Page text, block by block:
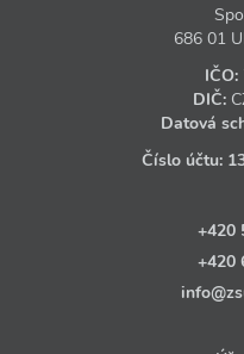
686 01
IČO:
DIČ:
Datová
Číslo účtu:
+420
+420